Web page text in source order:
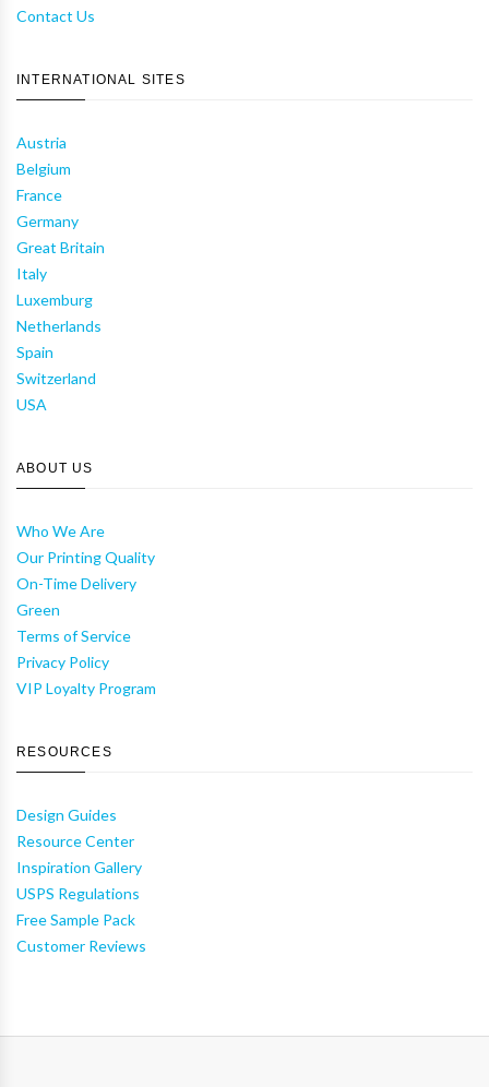
Contact Us
INTERNATIONAL SITES
Austria
Belgium
France
Germany
Great Britain
Italy
Luxemburg
Netherlands
Spain
Switzerland
USA
ABOUT US
Who We Are
Our Printing Quality
On-Time Delivery
Green
Terms of Service
Privacy Policy
VIP Loyalty Program
RESOURCES
Design Guides
Resource Center
Inspiration Gallery
USPS Regulations
Free Sample Pack
Customer Reviews